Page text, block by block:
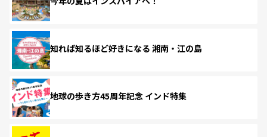
知れば知るほど好きになる 湘南・江の島
地球の歩き方45周年記念 インド特集